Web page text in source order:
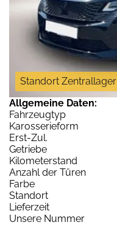
Standort Zentrallager
Allgemeine Daten:
Fahrzeugtyp
Karosserieform
Erst-Zul.
Getriebe
Kilometerstand
Anzahl der Türen
Farbe
Standort
Lieferzeit
Unsere Nummer